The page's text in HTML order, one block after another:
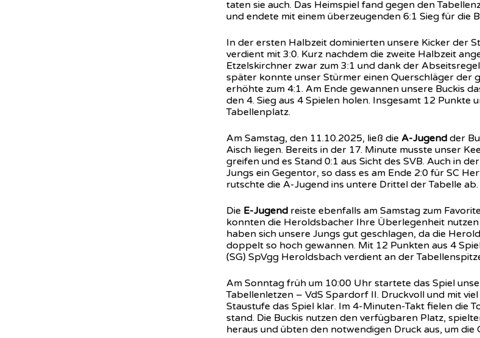
taten sie auch. Das Heimspiel fand gegen den
und endete mit einem überzeugenden 6:1 Sieg für die
In der ersten Halbzeit dominierten unsere Kicker der
verdient mit 3:0. Kurz nachdem die zweite Halbzeit
Etzelskirchner zwar zum 3:1 und dank der
später konnte unser Stürmer einen Querschläger der
erhöhte zum 4:1. Am Ende gewannen unsere Buckis
den 4. Sieg aus 4 Spielen holen. Insgesamt 12 Punkte
Tabellenplatz.
Am Samstag, den 11.10.2025, ließ die A-Jugend der
Aisch liegen. Bereits in der 17. Minute musste unser
greifen und es Stand 0:1 aus Sicht des SVB. Auch in
Jungs ein Gegentor, so dass es am Ende 2:0 für SC
rutschte die A-Jugend ins untere Drittel der Tabelle ab.
Die E-Jugend reiste ebenfalls am Samstag zum
konnten die Heroldsbacher Ihre Überlegenheit
haben sich unsere Jungs gut geschlagen, da die
doppelt so hoch gewannen. Mit 12 Punkten aus 4
(SG) SpVgg Heroldsbach verdient an der
Am Sonntag früh um 10:00 Uhr startete das Spiel
Tabellenletzen – VdS Spardorf II. Druckvoll und mit
Staustufe das Spiel klar. Im 4-Minuten-Takt fielen die
stand. Die Buckis nutzen den verfügbaren Platz,
heraus und übten den notwendigen Druck aus, um die